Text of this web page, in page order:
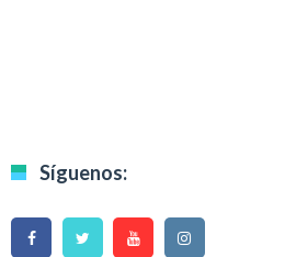
Síguenos: